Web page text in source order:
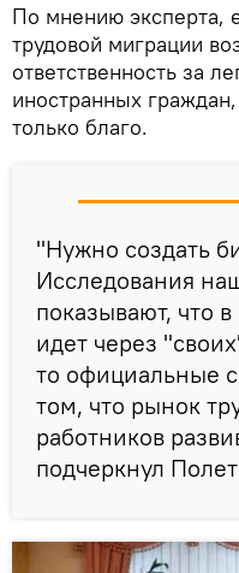
По мнению эксперта,
трудовой миграции
ответственность за
иностранных
только благо.
"Нужно создать
Исследования
показывают, что
идет через
то официальные
том, что рынок
работников
подчеркнул